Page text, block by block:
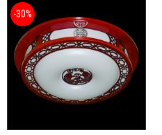
-30%